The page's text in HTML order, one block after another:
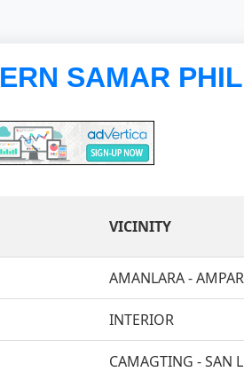
SAMAR
VICINITY
AMANLARA -
INTERIOR
CAMAGTING - SAN